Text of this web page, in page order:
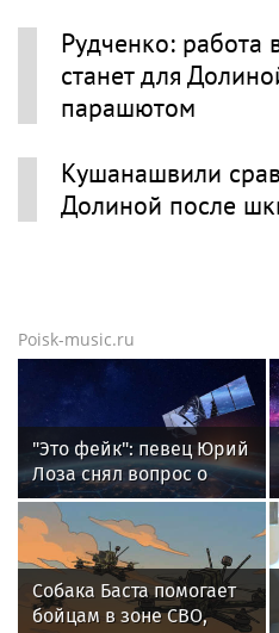
Рудченко: работа
станет для
парашютом
Кушанашвили
Долиной после
Poisk-music.ru
"Это фейк": певец Юрий
Лоза снял вопрос о
космосе и отверг
гравитацию
Собака Баста помогает
бойцам в зоне СВО,